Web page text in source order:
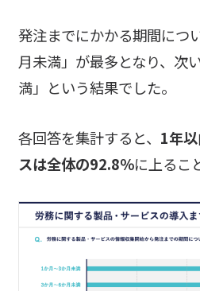
発注までにかかる期間につ
月未満」が最多となり、次
満」という結果でした。
各回答を集計すると、 1年
スは全体の92.8％に上るこ